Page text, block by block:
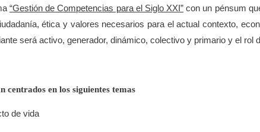
“Gestión de Competencias para el Siglo XXI” con un pénsum
ética y valores necesarios para el actual contexto,
será activo, generador, dinámico, colectivo y primario y el rol
centrados en los siguientes temas
de vida